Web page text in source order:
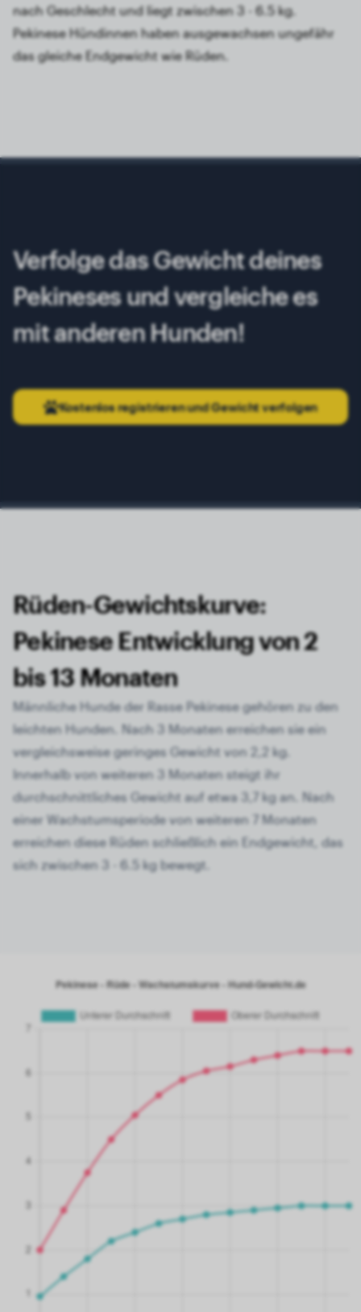
nach Geschlecht und liegt zwischen 3 - 6.5 kg.
Pekinese Hündinnen haben ausgewachsen ungefähr
das gleiche Endgewicht wie Rüden.
Verfolge das Gewicht deines
Pekineses und vergleiche es
mit anderen Hunden!
Kostenlos registrieren und Gewicht verfolgen
Rüden-Gewichtskurve:
Pekinese Entwicklung von 2
bis 13 Monaten
Männliche Hunde der Rasse Pekinese gehören zu den
leichten Hunden. Nach 3 Monaten erreichen sie ein
vergleichsweise geringes Gewicht von 2,2 kg.
Innerhalb von weiteren 3 Monaten steigt ihr
durchschnittliches Gewicht auf etwa 3,7 kg an. Nach
einer Wachstumsperiode von weiteren 7 Monaten
erreichen diese Rüden schließlich ein Endgewicht, das
sich zwischen 3 - 6.5 kg bewegt.